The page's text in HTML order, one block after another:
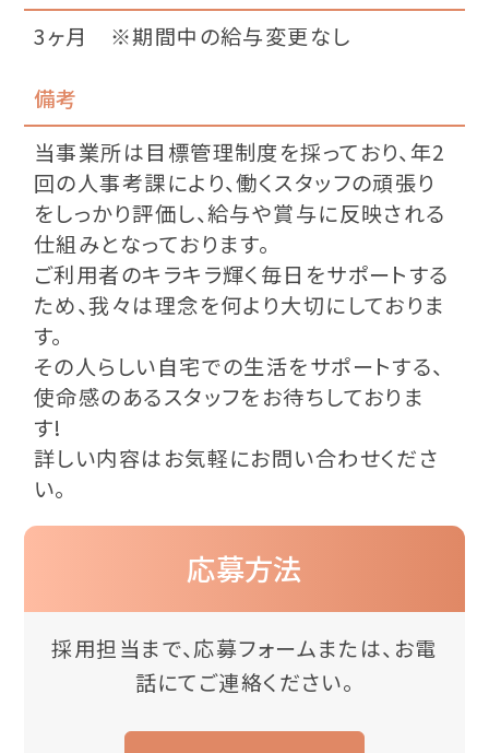
3ヶ月 ※期間中の給与変更なし
備考
当事業所は目標管理制度を採っており、年2
回の人事考課により、働くスタッフの頑張り
をしっかり評価し、給与や賞与に反映される
仕組みとなっております。
ご利用者のキラキラ輝く毎日をサポートする
ため、我々は理念を何より大切にしておりま
す。
その人らしい自宅での生活をサポートする、
使命感のあるスタッフをお待ちしておりま
す!
詳しい内容はお気軽にお問い合わせくださ
い。
応募方法
採用担当まで、応募フォームまたは、お電
話にてご連絡ください。